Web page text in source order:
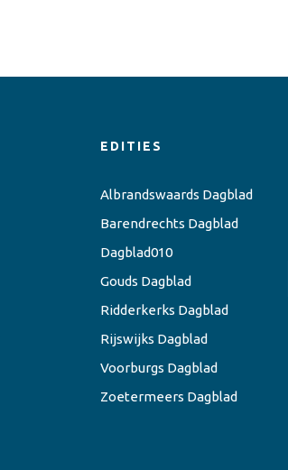
EDITIES
Albrandswaards Dagblad
Barendrechts Dagblad
Dagblad010
Gouds Dagblad
Ridderkerks Dagblad
Rijswijks Dagblad
Voorburgs Dagblad
Zoetermeers Dagblad